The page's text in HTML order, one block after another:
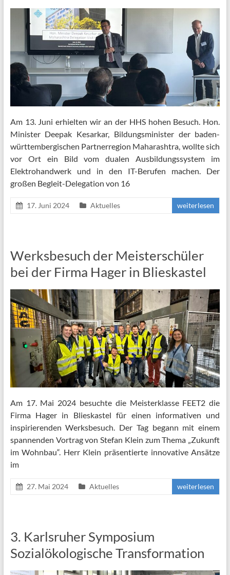
Am 13. Juni erhielten wir an der HHS hohen Besuch. Hon.
Minister Deepak Kesarkar, Bildungsminister der baden-
württembergischen Partnerregion Maharashtra, wollte sich
vor Ort ein Bild vom dualen Ausbildungssystem im
Elektrohandwerk und in den IT-Berufen machen. Der
großen Begleit-Delegation von 16
17. Juni 2024 Aktuelles weiterlesen
Werksbesuch der Meisterschüler
bei der Firma Hager in Blieskastel
Am 17. Mai 2024 besuchte die Meisterklasse FEET2 die
Firma Hager in Blieskastel für einen informativen und
inspirierenden Werksbesuch. Der Tag begann mit einem
spannenden Vortrag von Stefan Klein zum Thema „Zukunft
im Wohnbau“. Herr Klein präsentierte innovative Ansätze
im
27. Mai 2024 Aktuelles weiterlesen
3. Karlsruher Symposium
Sozialökologische Transformation